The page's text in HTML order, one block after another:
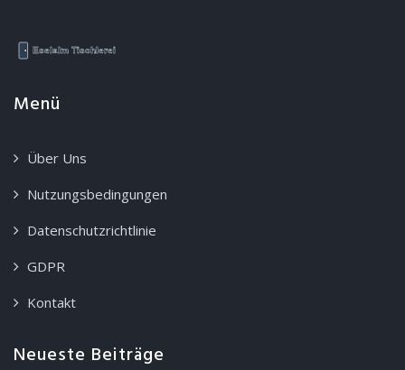
Menü
Über Uns
Nutzungsbedingungen
Datenschutzrichtlinie
GDPR
Kontakt
Neueste Beiträge